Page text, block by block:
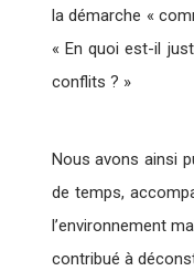
la démarche «
« En quoi est-il
conflits ? »
Nous avons ainsi
de temps,
l’environnement
contribué à